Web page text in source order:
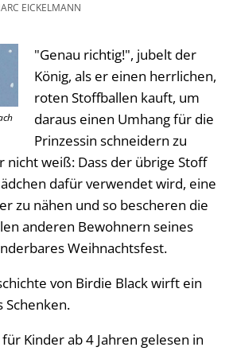
EICKELMANN
"Genau richtig!", jubelt der
König, als er einen herrlichen,
roten Stoffballen kauft, um
daraus einen Umhang für die
Prinzessin schneidern zu
nicht weiß: Dass der übrige Stoff
dafür verwendet wird, eine
zu nähen und so bescheren die
anderen Bewohnern seines
Weihnachtsfest.
von Birdie Black wirft ein
Schenken.
Kinder ab 4 Jahren gelesen in